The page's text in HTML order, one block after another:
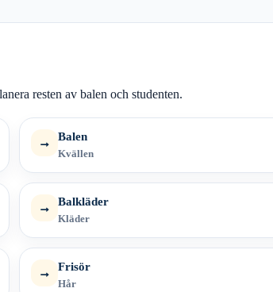
resten av balen och studenten.
→ Balen
Kvällen
→ Balkläder
Kläder
→ Frisör
Hår